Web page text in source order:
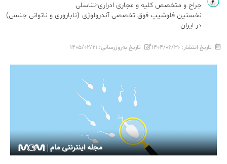
جراح و متخصص کلیه و مجاری ادراری-تناسلی
نخستین فلوشیپ فوق تخصصی آندرولوژی (ناباروری و ناتوانی جنسی)
در ایران
تاریخ انتشار: ۱۴۰۴/۰۶/۳۰ تاریخ به‌روزرسانی: ۱۴۰۵/۰۲/۲۱